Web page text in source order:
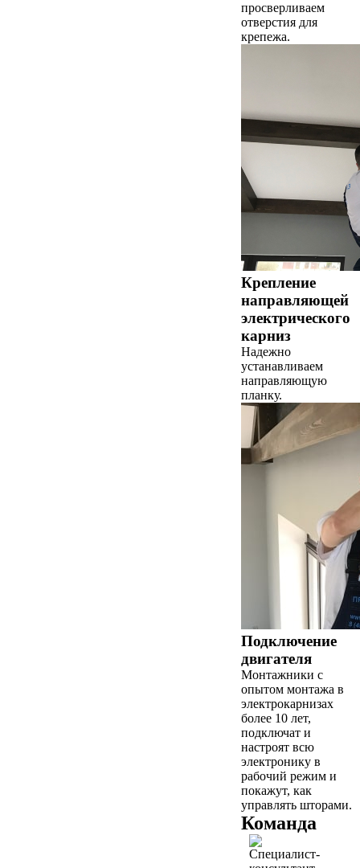
просверливаем
отверстия для
крепежа.
Крепление
направляющей
электрического
карниз
Надежно
устанавливаем
направляющую
планку.
Подключение
двигателя
Монтажники с
опытом монтажа в
электрокарнизах
более 10 лет,
подключат и
настроят всю
электронику в
рабочий режим и
покажут, как
управлять шторами.
Команда